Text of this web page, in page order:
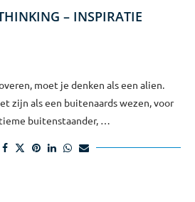
– INSPIRATIE
moet je denken als een alien.
zijn als een buitenaards wezen, voor
buitenstaander, …